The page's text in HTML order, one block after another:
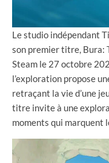
Le studio indépendant
son premier titre, Bura:
Steam le 27 octobre
l’exploration propose
retraçant la vie d’une
titre invite à une
moments qui marquent